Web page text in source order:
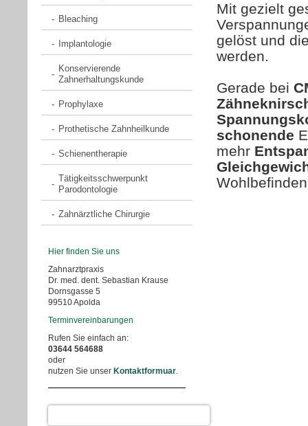
Bleaching
Implantologie
Konservierende
Zahnerhaltungskunde
Prophylaxe
Prothetische Zahnheilkunde
Schienentherapie
Tätigkeitsschwerpunkt
Parodontologie
Zahnärztliche Chirurgie
Hier finden Sie uns
Zahnarztpraxis
Dr. med. dent. Sebastian Krause
Dornsgasse 5
99510 Apolda
Terminvereinbarungen
Rufen Sie einfach an:
03644 564688
oder
nutzen Sie unser Kontaktformuar.
Mit gezielt
gelöst und
werden.
Gerade bei
schonende
mehr